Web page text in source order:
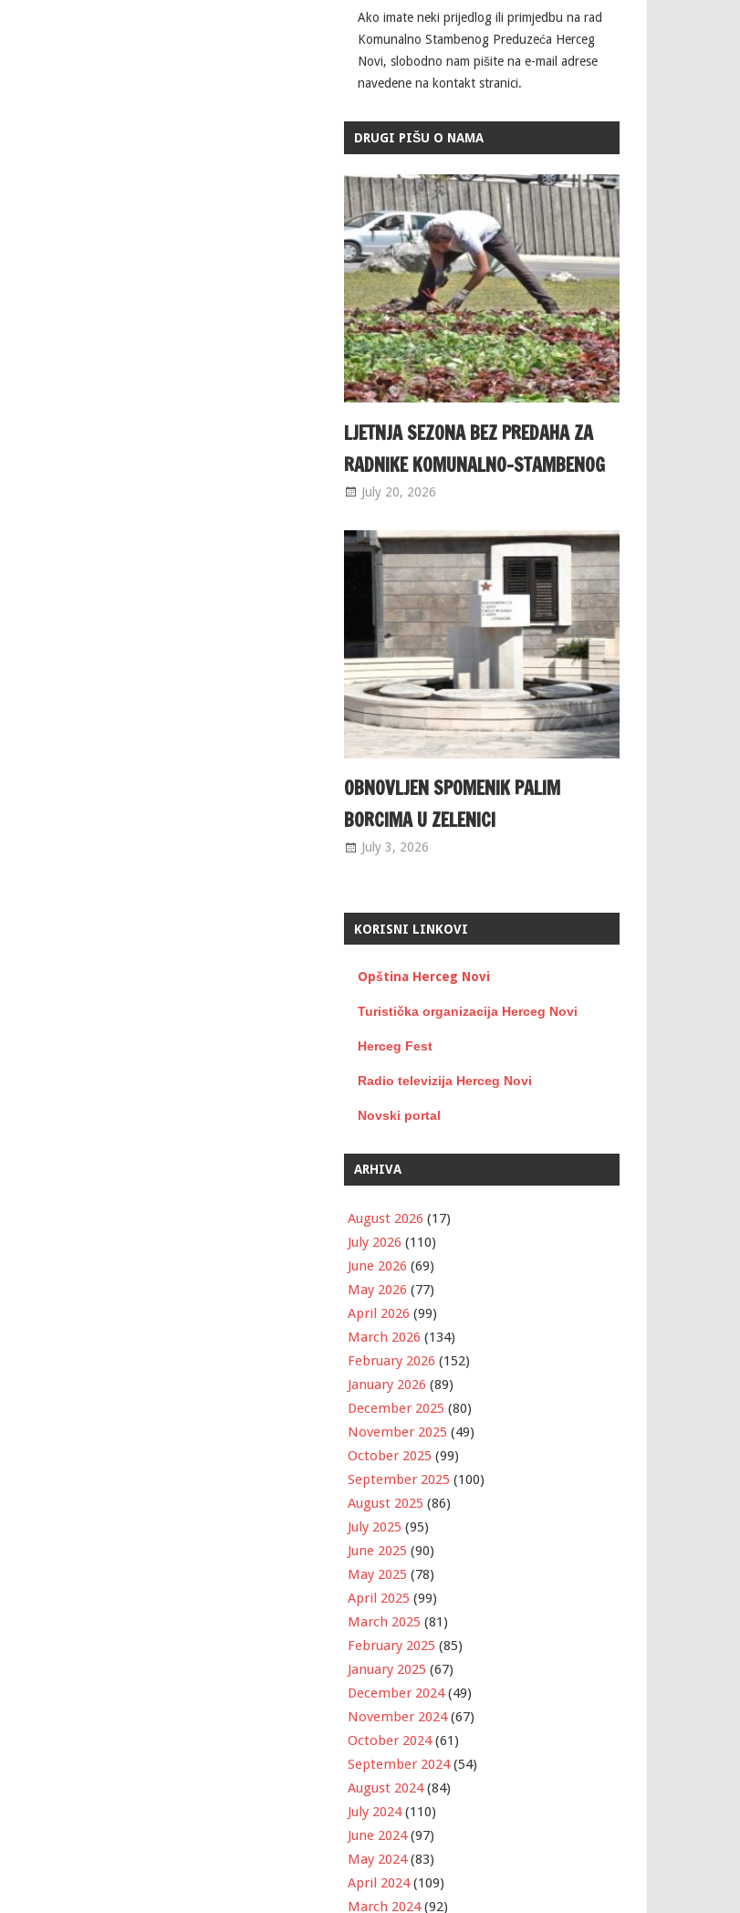
Ako imate neki prijedlog ili primjedbu na rad
Komunalno Stambenog Preduzeća Herceg
Novi, slobodno nam pišite na e-mail adrese
navedene na kontakt stranici.
DRUGI PIŠU O NAMA
LJETNJA SEZONA BEZ PREDAHA ZA
RADNIKE KOMUNALNO-STAMBENOG
July 20, 2026
OBNOVLJEN SPOMENIK PALIM
BORCIMA U ZELENICI
July 3, 2026
KORISNI LINKOVI
Opština Herceg Novi
Turistička organizacija Herceg Novi
Herceg Fest
Radio televizija Herceg Novi
Novski portal
ARHIVA
August 2026 (17)
July 2026 (110)
June 2026 (69)
May 2026 (77)
April 2026 (99)
March 2026 (134)
February 2026 (152)
January 2026 (89)
December 2025 (80)
November 2025 (49)
October 2025 (99)
September 2025 (100)
August 2025 (86)
July 2025 (95)
June 2025 (90)
May 2025 (78)
April 2025 (99)
March 2025 (81)
February 2025 (85)
January 2025 (67)
December 2024(49)
November 2024(67)
October 2024(61)
September 2024(54)
August 2024(84)
July 2024(110)
June 2024(97)
May 2024(83)
April 2024(109)
March 2024(92)